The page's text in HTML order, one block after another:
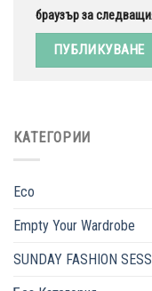
браузър за
КАТЕГОРИИ
Eco
Empty Your Wardrobe
SUNDAY FASHION